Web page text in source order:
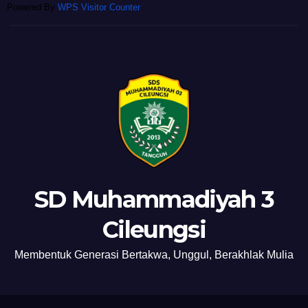
Powered By WPS Visitor Counter
SD Muhammadiyah 3
Cileungsi
Membentuk Generasi Bertakwa, Unggul, Berakhlak Mulia